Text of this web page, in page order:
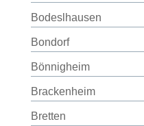
Bodeslhausen
Bondorf
Bönnigheim
Brackenheim
Bretten